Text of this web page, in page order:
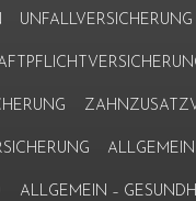
UNFALLVERSICHERUNG
ALLGEMEIN
ALLGEMEIN –